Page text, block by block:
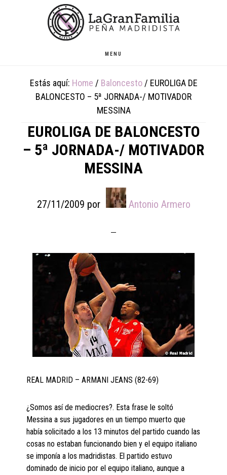
MENU
Estás aquí: Home / Baloncesto / EUROLIGA DE
BALONCESTO – 5ª JORNADA-/ MOTIVADOR
MESSINA
EUROLIGA DE BALONCESTO
– 5ª JORNADA-/ MOTIVADOR
MESSINA
27/11/2009 por Antonio Armero
REAL MADRID – ARMANI JEANS (82-69)
¿Somos así de mediocres?. Esta frase le soltó
Messina a sus jugadores en un tiempo muerto que
había solicitado a los 13 minutos del partido cuando las
cosas no estaban funcionando bien y el equipo italiano
se imponía a los madridistas. El partido estuvo
dominado de inicio por el equipo italiano, aunque a